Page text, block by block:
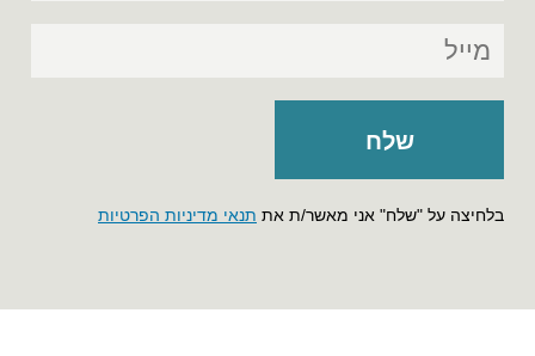
בלחיצה על "שלח" אני מאשר/ת את תנאי מדיניות הפרטיות